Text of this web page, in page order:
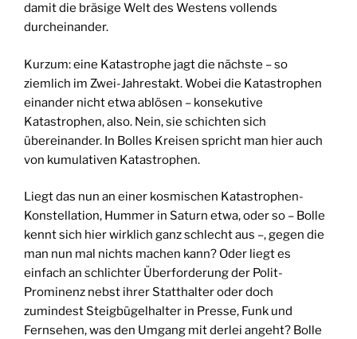
damit die bräsige Welt des Westens vollends
durcheinander.
Kurzum: eine Katastrophe jagt die nächste – so
ziemlich im Zwei-Jahrestakt. Wobei die Katastrophen
einander nicht etwa ablösen – konsekutive
Katastrophen, also. Nein, sie schichten sich
übereinander. In Bolles Kreisen spricht man hier auch
von kumulativen Katastrophen.
Liegt das nun an einer kosmischen Katastrophen-
Konstellation, Hummer in Saturn etwa, oder so – Bolle
kennt sich hier wirklich ganz schlecht aus –, gegen die
man nun mal nichts machen kann? Oder liegt es
einfach an schlichter Überforderung der Polit-
Prominenz nebst ihrer Statthalter oder doch
zumindest Steigbügelhalter in Presse, Funk und
Fernsehen, was den Umgang mit derlei angeht? Bolle